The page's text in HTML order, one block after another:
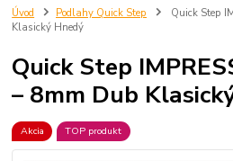
Úvod Podlahy Quick Step
Quick Step
Klasický Hnedý
Quick Step
– 8mm Dub
Akcia TOP produkt